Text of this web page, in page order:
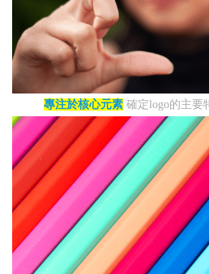
專注於核心元素確定logo的主要